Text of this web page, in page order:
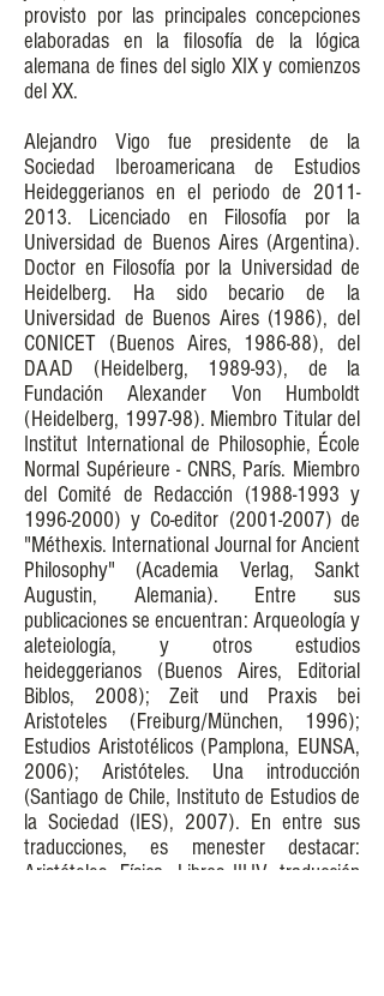
provisto por las principales concepciones
elaboradas en la filosofía de la lógica
alemana de fines del siglo XIX y comienzos
del XX.
Alejandro Vigo fue presidente de la
Sociedad Iberoamericana de Estudios
Heideggerianos en el periodo de 2011-
2013. Licenciado en Filosofía por la
Universidad de Buenos Aires (Argentina).
Doctor en Filosofía por la Universidad de
Heidelberg. Ha sido becario de la
Universidad de Buenos Aires (1986), del
CONICET (Buenos Aires, 1986-88), del
DAAD (Heidelberg, 1989-93), de la
Fundación Alexander Von Humboldt
(Heidelberg, 1997-98). Miembro Titular del
Institut International de Philosophie, École
Normal Supérieure - CNRS, París. Miembro
del Comité de Redacción (1988-1993 y
1996-2000) y Co-editor (2001-2007)de
"Méthexis. International Journal for Ancient
Philosophy" (Academia Verlag, Sankt
Augustin, Alemania). Entre sus
publicaciones se encuentran: Arqueología y
aleteiología, y otros estudios
heideggerianos (Buenos Aires, Editorial
Biblos, 2008); Zeit und Praxis bei
Aristoteles (Freiburg/München, 1996);
Estudios Aristotélicos (Pamplona, EUNSA,
2006); Aristóteles. Una introducción
(Santiago de Chile, Instituto de Estudios de
la Sociedad (IES), 2007). En entre sus
traducciones, es menester destacar:
Aristóteles, Física, Libros III-IV, traducción